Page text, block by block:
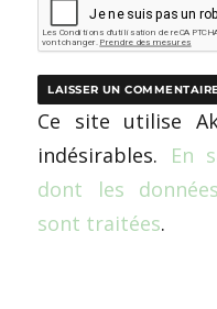
Ce site utilise
indésirables. En
dont les
sont traitées.